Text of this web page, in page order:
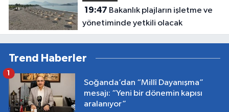
19:47
yönetiminde yetkili olacak
Trend Haberler
Soğanda’dan “Millî Dayanışma”
mesajı: “Yeni bir dönemin kapısı
aralanıyor”
1